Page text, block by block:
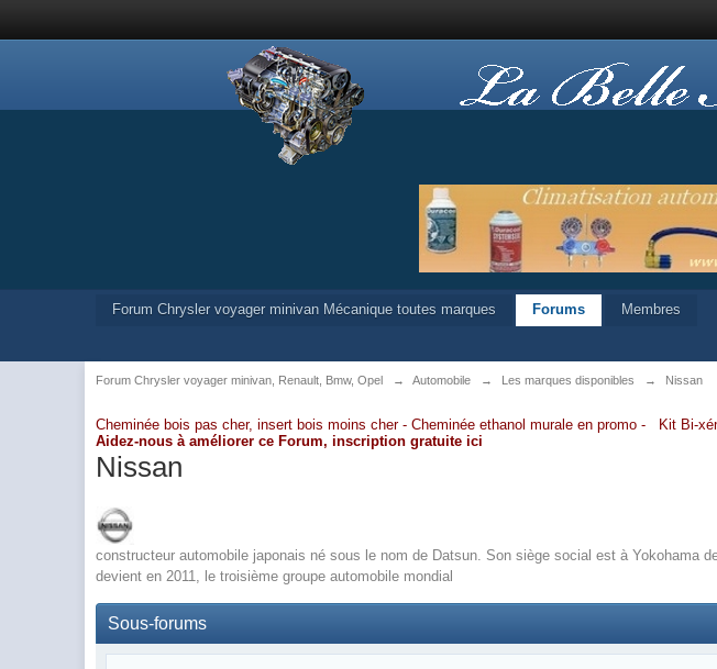
Forum Chrysler voyager minivan Mécanique toutes marques Forums Membres
Forum Chrysler voyager minivan, Renault, Bmw, Opel → Automobile → Les marques disponibles → Nissan
Cheminée bois pas cher, insert bois moins cher - Cheminée ethanol murale en promo - Kit Bi-
Aidez-nous à améliorer ce Forum, inscription gratuite ici
Nissan
constructeur automobile japonais né sous le nom de Datsun. Son siège social est à Yokohama
devient en 2011, le troisième groupe automobile mondial
Sous-forums